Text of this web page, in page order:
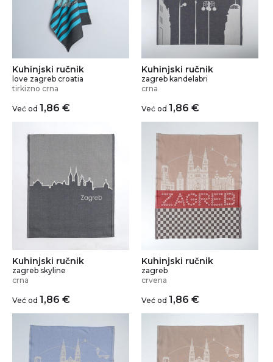
Kuhinjski ručnik
love zagreb croatia
tirkizno crna
Već od 1,86 €
Kuhinjski ručnik
zagreb kandelabri
crna
Već od 1,86 €
Kuhinjski ručnik
zagreb skyline
crna
Već od 1,86 €
Kuhinjski ručnik
zagreb
crvena
Već od 1,86 €